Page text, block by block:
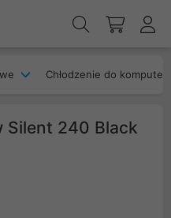
Chłodzenie do
Silent 240 Black